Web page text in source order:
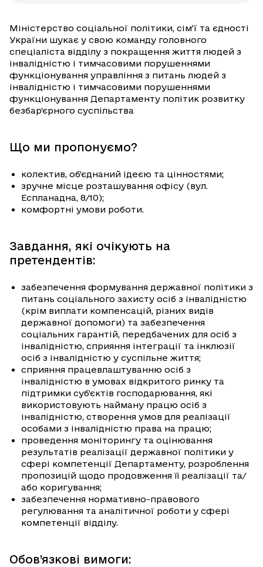
Міністерство соціальної політики, сім’ї та єдності
України шукає у свою команду головного
спеціаліста відділу з покращення життя людей з
інвалідністю і тимчасовими порушеннями
функціонування управління з питань людей з
інвалідністю і тимчасовими порушеннями
функціонування Департаменту політик розвитку
безбар’єрного суспільства
Що ми пропонуємо?
колектив, об’єднаний ідеєю та цінностями;
зручне місце розташування офісу (вул.
Еспланадна, 8/10);
комфортні умови роботи.
Завдання, які очікують на
претендентів:
забезпечення формування державної політики з
питань соціального захисту осіб з інвалідністю
(крім виплати компенсацій, різних видів
державної допомоги) та забезпечення
соціальних гарантій, передбачених для осіб з
інвалідністю, сприяння інтеграції та інклюзії
осіб з інвалідністю у суспільне життя;
сприяння працевлаштуванню осіб з
інвалідністю в умовах відкритого ринку та
підтримки суб’єктів господарювання, які
використовують найману працю осіб з
інвалідністю, створення умов для реалізації
особами з інвалідністю права на працю;
проведення моніторингу та оцінювання
результатів реалізації державної політики у
сфері компетенції Департаменту, розроблення
пропозицій щодо продовження її реалізації та/
або коригування;
забезпечення нормативно-правового
регулювання та аналітичної роботи у сфері
компетенції відділу.
Обов’язкові вимоги: